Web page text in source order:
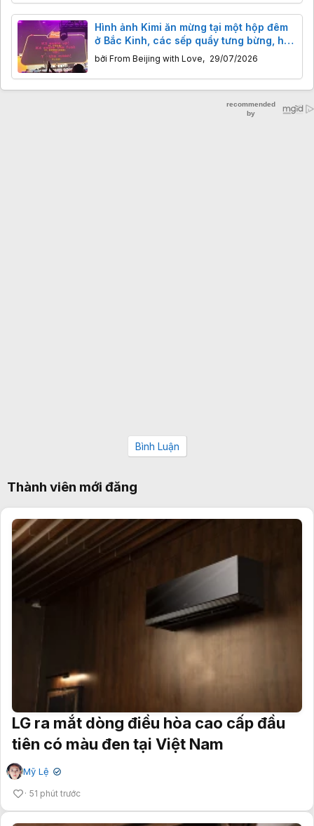
Hình ảnh Kimi ăn mừng tại một hộp đêm
ở Bắc Kinh, các sếp quẩy tưng bừng, hô
to"Lên mặt trăng!"
bởi From Beijing with Love, 29/07/2026
Bình Luận
Thành viên mới đăng
LG ra mắt dòng điều hòa cao cấp đầu
tiên có màu đen tại Việt Nam
Mỹ Lệ ✔
51 phút trước